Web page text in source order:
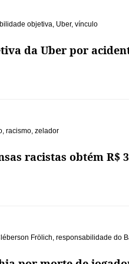
objetiva, Uber, vínculo
da Uber por
, racismo, zelador
racistas obtém R$
Frölich, responsabilidade do